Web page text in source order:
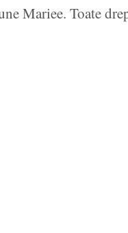
Mariee. Toate